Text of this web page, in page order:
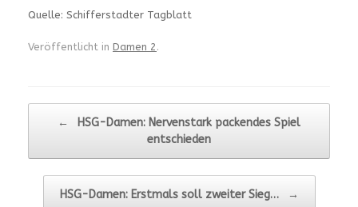
Quelle: Schifferstadter Tagblatt
Veröffentlicht in Damen 2 .
←
HSG-Damen: Nervenstark packendes Spiel
entschieden
HSG-Damen: Erstmals soll zweiter Sieg… →